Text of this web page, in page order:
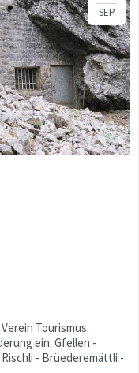
Tourismus
ein: Gfellen -
- Brüederemättli -